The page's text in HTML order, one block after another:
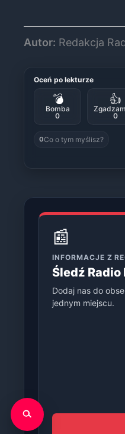
Autor: Redakcja
Oceń po lekturze
💣
Bomba
0
👍
0
0Co o tym myślisz?
📰
INFORMACJE Z
Śledź Radio
Dodaj nas do
jednym miejscu.